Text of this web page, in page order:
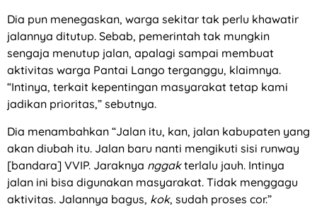
Dia pun menegaskan, warga sekitar tak perlu khawatir
jalannya ditutup. Sebab, pemerintah tak mungkin
sengaja menutup jalan, apalagi sampai membuat
aktivitas warga Pantai Lango terganggu, klaimnya.
“Intinya, terkait kepentingan masyarakat tetap kami
jadikan prioritas,” sebutnya.
Dia menambahkan “Jalan itu, kan, jalan kabupaten yang
akan diubah itu. Jalan baru nanti mengikuti sisi runway
[bandara] VVIP. Jaraknya nggakterlalu jauh. Intinya
jalan ini bisa digunakan masyarakat. Tidak menggagu
aktivitas. Jalannya bagus, kok, sudah proses cor.”